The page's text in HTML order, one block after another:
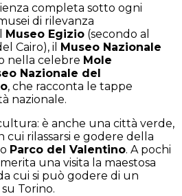
completa sotto ogni
di rilevanza
Museo Egizio (secondo al
Cairo), il Museo Nazionale
nella celebre Mole
Nazionale del
, che racconta le tappe
nazionale.
è anche una città verde,
cui rilassarsi e godere della
Parco del Valentino. A pochi
una visita la maestosa
cui si può godere di un
Torino.